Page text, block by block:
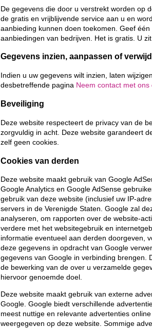
De gegevens die door u verstrekt worden op
de gratis en vrijblijvende service aan u en
aanbieding kunnen doen toekomen. Geef
aanbiedingen van bedrijven. Het is gratis. U
Gegevens inzien, aanpassen of
Indien u uw gegevens wilt inzien, laten
desbetreffende pagina Neem contact met ons
Beveiliging
Deze website respecteert de privacy van de
zorgvuldig in acht. Deze website garandeert
zelf geen cookies.
Cookies van derden
Deze website maakt gebruik van Google
Google Analytics en Google AdSense
gebruik van deze website (inclusief uw IP-
servers in de Verenigde Staten. Google zal
analyseren, om rapporten over de website-
verdere met het websitegebruik en
informatie eventueel aan derden doorgeven,
deze gegevens in opdracht van Google
gegevens van Google in verbinding brengen.
de bewerking van de over u verzamelde
hiervoor genoemde doel.
Deze website maakt gebruik van externe
Google. Google biedt verschillende
meest nuttige en relevante advertenties
weergegeven op deze website. Sommige